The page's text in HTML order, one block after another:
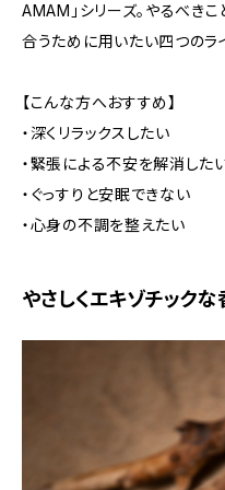
AMAM」シリーズ。やるべき
合うために用いたい四つのラ
【こんな方へおすすめ】
・深くリラックスしたい
・緊張による不安を解消した
・ぐっすりと安眠できない
・心身の不調を整えたい
やさしくエキゾチックな